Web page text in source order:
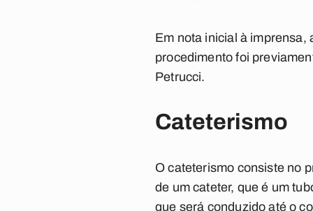
Em nota inicial à imprensa,
procedimento foi
Petrucci.
Cateterismo
O cateterismo consiste no
de um cateter, que é um
que será conduzido até o